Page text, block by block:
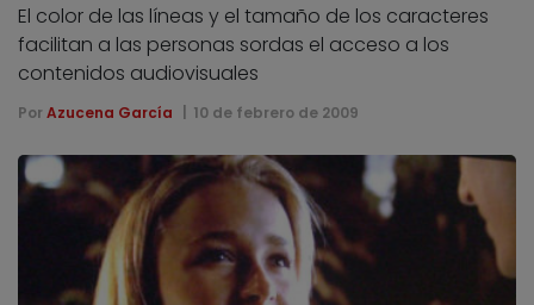
El color de las líneas y el tamaño de los caracteres
facilitan a las personas sordas el acceso a los
contenidos audiovisuales
Por Azucena García 10 de febrero de 2009